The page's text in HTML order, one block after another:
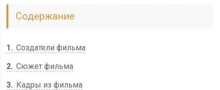
Содержание
1
Создатели фильма
2 Сюжет фильма
3
Кадры из фильма